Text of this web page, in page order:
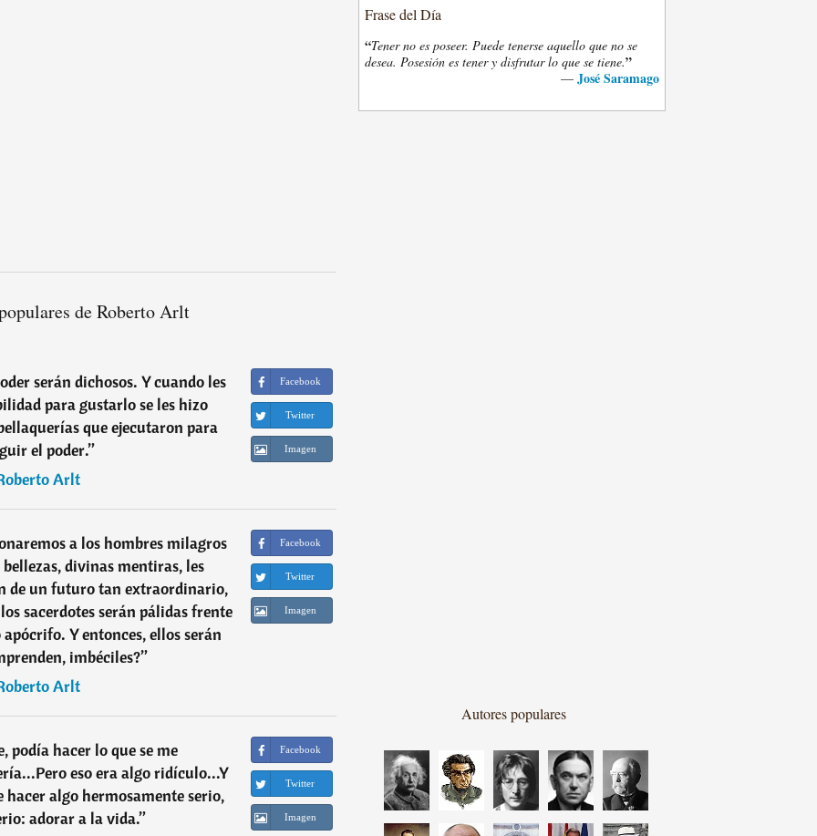
de Roberto Arlt
serán dichosos. Y cuando les
para gustarlo se les hizo
que ejecutaron para
el poder.”
Arlt
Facebook
Twitter
Imagen
a los hombres milagros
divinas mentiras, les
de un futuro tan extraordinario,
sacerdotes serán pálidas frente
Y entonces, ellos serán
imbéciles?”
Arlt
Facebook
Twitter
Imagen
podía hacer lo que se me
eso era algo ridículo...Y
hacer algo hermosamente serio,
adorar a la vida.”
Facebook
Twitter
Imagen
Frase del Día
“Tener no es poseer. Puede tenerse aquello que no se
desea. Posesión es tener y disfrutar lo que se tiene.”
— José Saramago
Autores populares